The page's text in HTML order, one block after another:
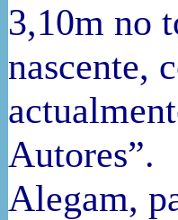
3,10m no
nascente,
Autores”.
Alegam,